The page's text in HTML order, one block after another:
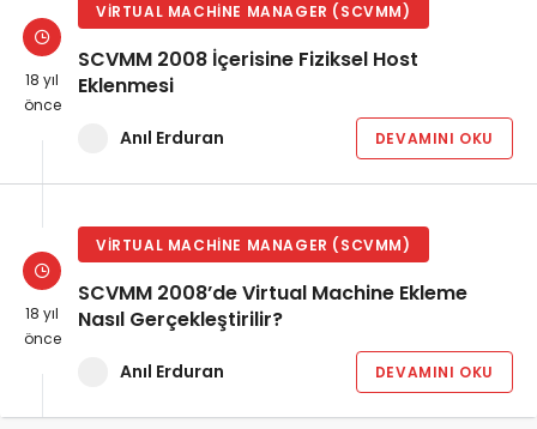
18 yıl
önce
VIRTUAL MACHINE MANAGER (SCVMM)
SCVMM 2008 İçerisine Fiziksel Host
Eklenmesi
Anıl Erduran DEVAMINI OKU
18 yıl
önce
VIRTUAL MACHINE MANAGER (SCVMM)
SCVMM 2008’de Virtual Machine Ekleme
Nasıl Gerçekleştirilir?
Anıl Erduran DEVAMINI OKU